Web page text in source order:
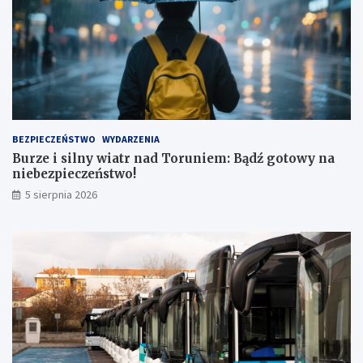
u
!
BEZPIECZEŃSTWO WYDARZENIA
Burze i silny wiatr nad Toruniem: Bądź gotowy na
niebezpieczeństwo!
5 sierpnia 2026